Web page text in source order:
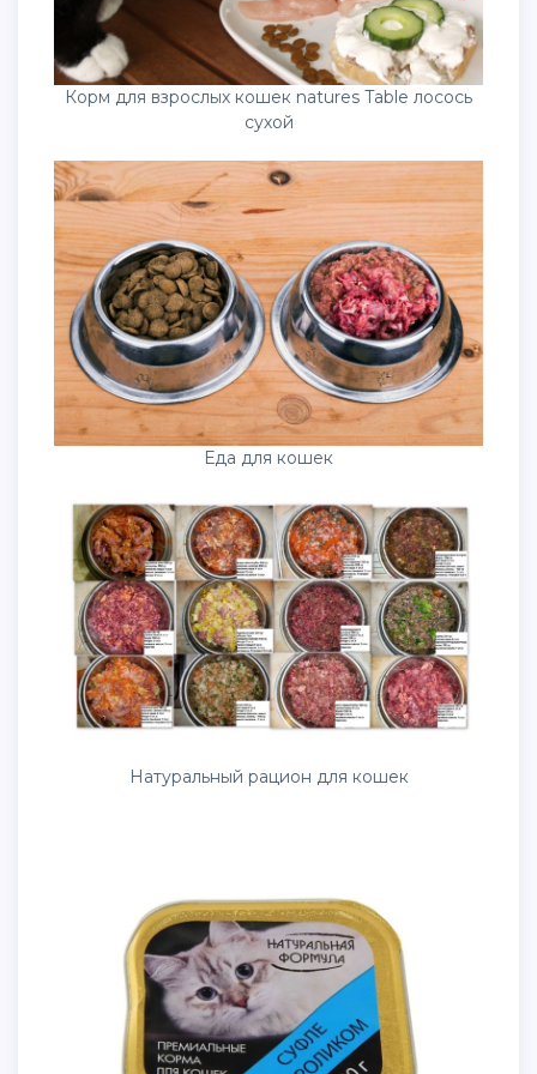
Корм для взрослых кошек natures Table лосось
сухой
Еда для кошек
Натуральный рацион для кошек